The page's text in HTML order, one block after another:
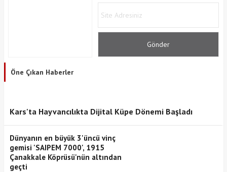
Öne Çıkan Haberler
Kars'ta Hayvancılıkta Dijital Küpe Dönemi Başladı
Dünyanın en büyük 3'üncü vinç
gemisi 'SAIPEM 7000', 1915
Çanakkale Köprüsü'nün altından
geçti